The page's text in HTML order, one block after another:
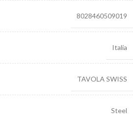
8028460509019
Italia
TAVOLA SWISS
Steel